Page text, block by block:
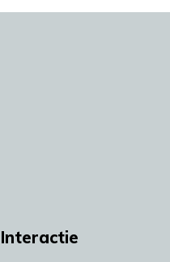
Interactie